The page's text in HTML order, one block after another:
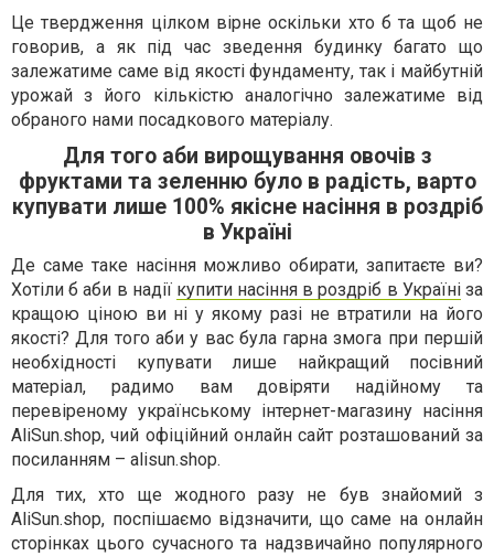
Це твердження цілком вірне оскільки хто б та щоб не
говорив, а як під час зведення будинку багато що
залежатиме саме від якості фундаменту, так і майбутній
урожай з його кількістю аналогічно залежатиме від
обраного нами посадкового матеріалу.
Для того аби вирощування овочів з
фруктами та зеленню було в радість, варто
купувати лише 100% якісне насіння в роздріб
в Україні
Де саме таке насіння можливо обирати, запитаєте ви?
Хотіли б аби в надії купити насiння в роздрiб в Україніза
кращою ціною ви ні у якому разі не втратили на його
якості? Для того аби у вас була гарна змога при першій
необхідності купувати лише найкращий посівний
матеріал, радимо вам довіряти надійному та
перевіреному українському інтернет-магазину насіння
AliSun.shop, чий офіційний онлайн сайт розташований за
посиланням – alisun.shop.
Для тих, хто ще жодного разу не був знайомий з
AliSun.shop, поспішаємо відзначити, що саме на онлайн
сторінках цього сучасного та надзвичайно популярного